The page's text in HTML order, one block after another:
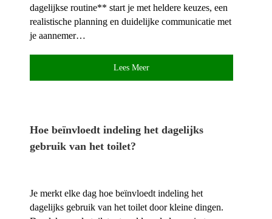
dagelijkse routine** start je met heldere keuzes, een
realistische planning en duidelijke communicatie met
je aannemer…
Lees Meer
Hoe beïnvloedt indeling het dagelijks
gebruik van het toilet?
Je merkt elke dag hoe beïnvloedt indeling het
dagelijks gebruik van het toilet door kleine dingen.​